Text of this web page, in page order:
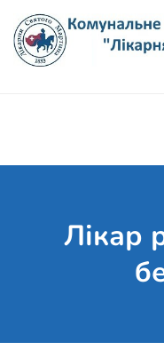
content
Лікар